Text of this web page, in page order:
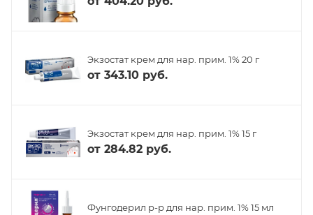
Экзостат крем для нар. прим. 1% 20 г
от 343.10 руб.
Экзостат крем для нар. прим. 1% 15 г
от 284.82 руб.
Фунгодерил р-р для нар. прим. 1% 15 мл